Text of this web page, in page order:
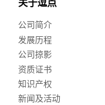
关于逗点
公司简介
发展历程
公司掠影
资质证书
知识产权
新闻及活动